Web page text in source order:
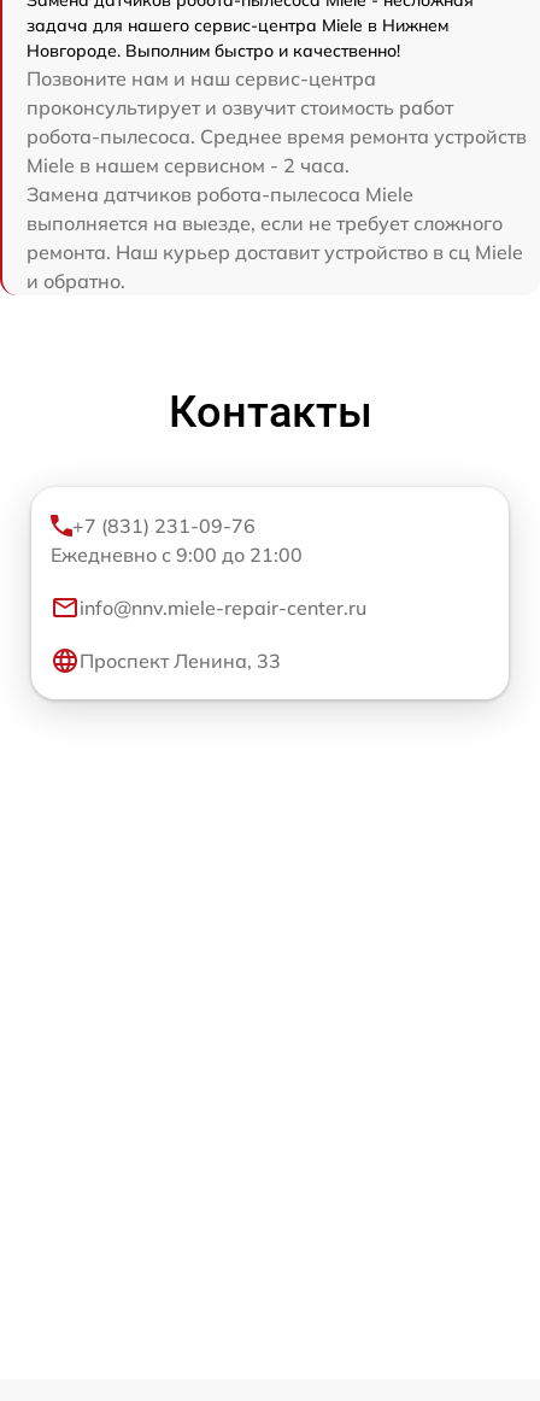
задача для нашего сервис-центра Miele в Нижнем
Новгороде. Выполним быстро и качественно!
Позвоните нам и наш сервис-центра
проконсультирует и озвучит стоимость работ
робота-пылесоса. Среднее время ремонта устройств
Miele в нашем сервисном - 2 часа.
Замена датчиков робота-пылесоса Miele
выполняется на выезде, если не требует сложного
ремонта. Наш курьер доставит устройство в сц Miele
и обратно.
Контакты
+7 (831) 231-09-76
Ежедневно с 9:00 до 21:00
info@nnv.miele-repair-center.ru
Проспект Ленина, 33